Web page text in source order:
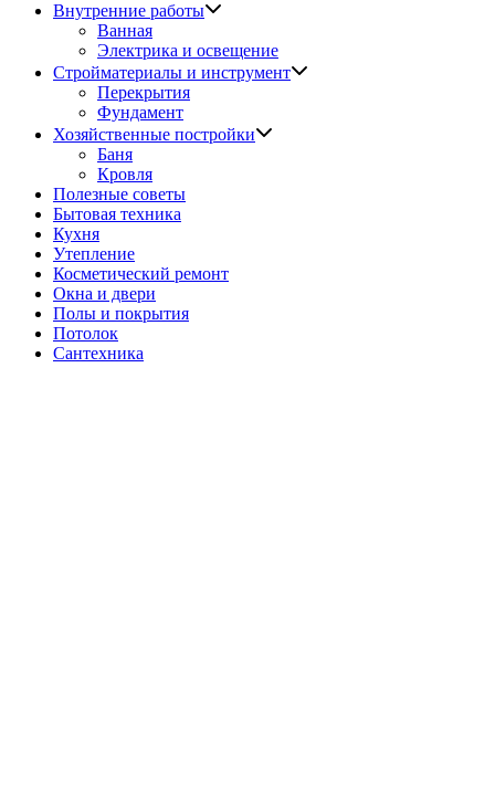
Внутренние работы
Ванная
Электрика и освещение
Стройматериалы и инструмент
Перекрытия
Фундамент
Хозяйственные постройки
Баня
Кровля
Полезные советы
Бытовая техника
Кухня
Утепление
Косметический ремонт
Окна и двери
Полы и покрытия
Потолок
Сантехника